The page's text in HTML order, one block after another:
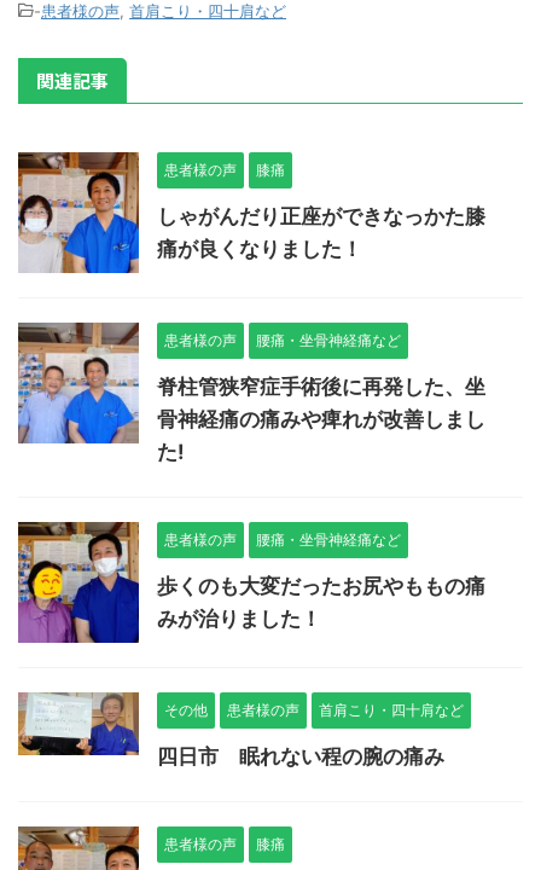
-患者様の声 首肩こり・四十肩など
関連記事
患者様の声 膝痛
しゃがんだり正座ができなっかた膝
痛が良くなりました！
患者様の声 腰痛・坐骨神経痛など
脊柱管狭窄症手術後に再発した、坐
骨神経痛の痛みや痺れが改善しまし
た!
患者様の声 腰痛・坐骨神経痛など
歩くのも大変だったお尻やももの痛
みが治りました！
その他 患者様の声 首肩こり・四十肩など
四日市 眠れない程の腕の痛み
患者様の声 膝痛